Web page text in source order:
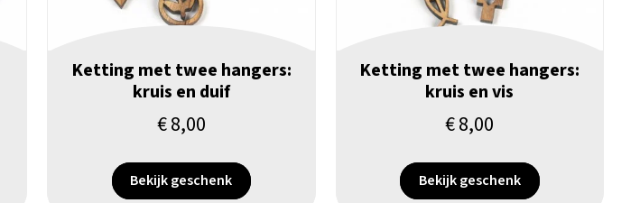
Ketting met twee hangers:
kruis en duif
€8,00
Bekijk geschenk
Ketting met twee hangers:
kruis en vis
€8,00
Bekijk geschenk